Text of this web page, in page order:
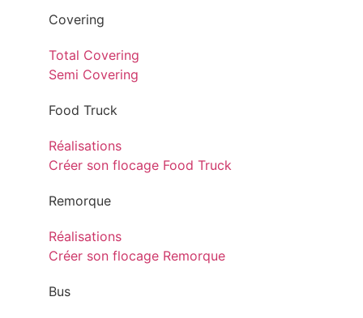
Covering
Total Covering
Semi Covering
Food Truck
Réalisations
Créer son flocage Food Truck
Remorque
Réalisations
Créer son flocage Remorque
Bus